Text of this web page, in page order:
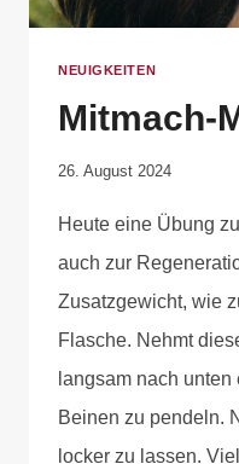
NEUIGKEITEN
Mitmach-
Von
Krause
26. August 2024
Heute eine Übung
auch zur
Zusatzgewicht, wie
Flasche. Nehmt
langsam nach
Beinen zu pendeln.
locker zu lassen.